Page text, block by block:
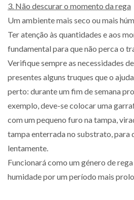
3. Não descurar o momento da rega
Um ambiente mais seco ou mais
Ter atenção às quantidades e aos
fundamental para que não perca o
Verifique sempre as necessidades
presentes alguns truques que o
perto: durante um fim de semana
exemplo, deve-se colocar uma
com um pequeno furo na tampa,
tampa enterrada no substrato, para
lentamente.
Funcionará como um género de
humidade por um período mais